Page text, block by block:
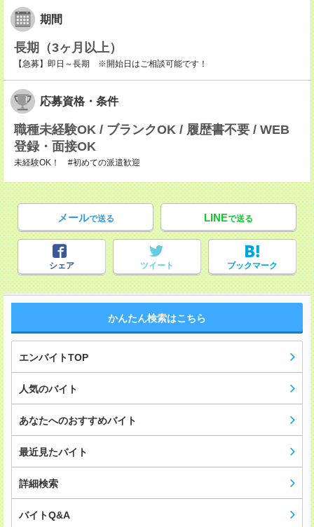
期間
長期（3ヶ月以上）
【急募】即日～長期 ※開始日はご相談可能です！
応募資格・条件
職種未経験OK / ブランクOK / 履歴書不要 / WEB
登録・面接OK
未経験OK！ #初めての派遣歓迎
メールで送る LINEで送る
シェア ツイート ブックマーク
かんたん検索はこちら
エンバイトTOP
人気のバイト
あなたへのおすすめバイト
最近見たバイト
詳細検索
バイトQ&A